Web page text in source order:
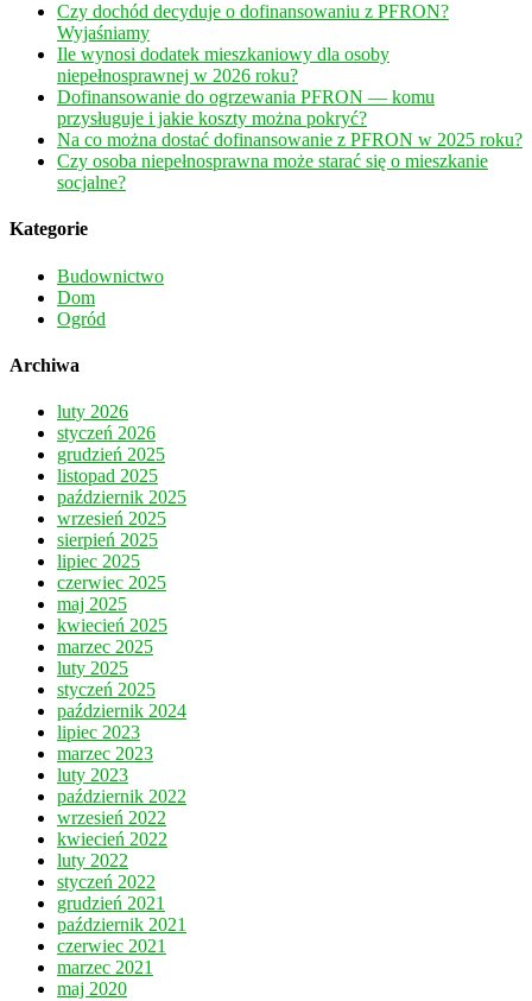
Czy dochód decyduje o dofinansowaniu z PFRON?
Wyjaśniamy
Ile wynosi dodatek mieszkaniowy dla osoby
niepełnosprawnej w 2026 roku?
Dofinansowanie do ogrzewania PFRON — komu
przysługuje i jakie koszty można pokryć?
Na co można dostać dofinansowanie z PFRON w 2025 roku?
Czy osoba niepełnosprawna może starać się o mieszkanie
socjalne?
Kategorie
Budownictwo
Dom
Ogród
Archiwa
luty 2026
styczeń 2026
grudzień 2025
listopad 2025
październik 2025
wrzesień 2025
sierpień 2025
lipiec 2025
czerwiec 2025
maj 2025
kwiecień 2025
marzec 2025
luty 2025
styczeń 2025
październik 2024
lipiec 2023
marzec 2023
luty 2023
październik 2022
wrzesień 2022
kwiecień 2022
luty 2022
styczeń 2022
grudzień 2021
październik 2021
czerwiec 2021
marzec 2021
maj 2020